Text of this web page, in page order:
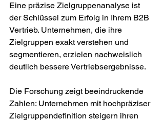
Eine präzise Zielgruppenanalyse ist
der Schlüssel zum Erfolg in Ihrem B2B
Vertrieb. Unternehmen, die ihre
Zielgruppen exakt verstehen und
segmentieren, erzielen nachweislich
deutlich bessere Vertriebsergebnisse.
Die Forschung zeigt beeindruckende
Zahlen: Unternehmen mit hochpräziser
Zielgruppendefinition steigern ihren